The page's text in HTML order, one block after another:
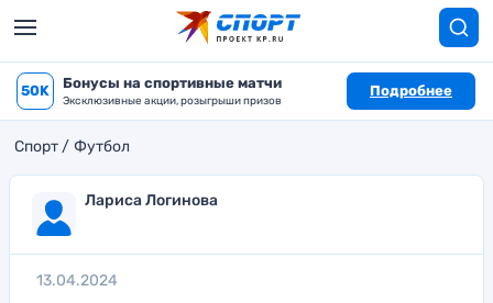
50K Бонусы на спортивные матчи
Эксклюзивные акции, розыгрыши призов
Подробнее
Спорт Футбол
Лариса Логинова
13.04.2024